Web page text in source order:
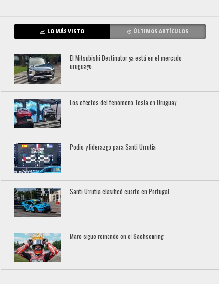
LO MÁS VISTO ÚLTIMOS ARTÍCULOS
El Mitsubishi Destinator ya está en el mercado
uruguayo
Los efectos del fenómeno Tesla en Uruguay
Podio y liderazgo para Santi Urrutia
Santi Urrutia clasificó cuarto en Portugal
Marc sigue reinando en el Sachsenring